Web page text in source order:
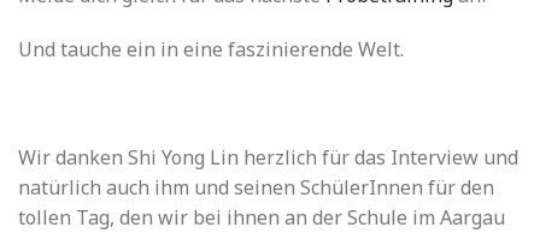
Und tauche ein in eine faszinierende Welt.
Wir danken Shi Yong Lin herzlich für das Interview und
natürlich auch ihm und seinen SchülerInnen für den
tollen Tag, den wir bei ihnen an der Schule im Aargau